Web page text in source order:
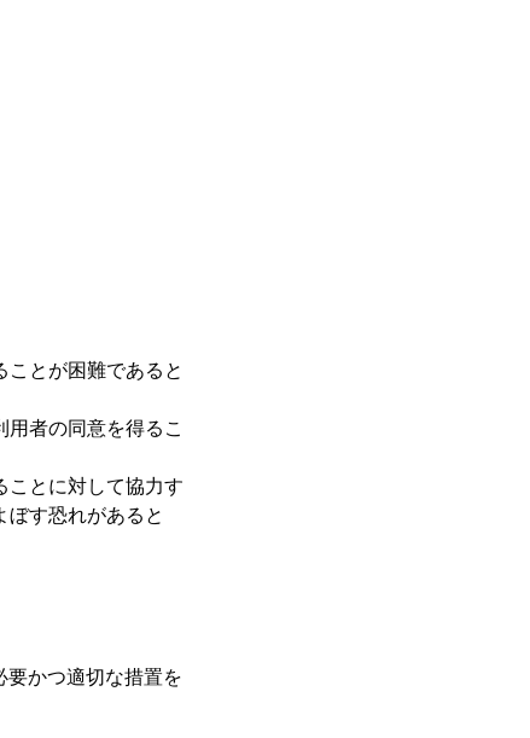
ことが困難であると
者の同意を得るこ
ことに対して協力す
ぼす恐れがあると
要かつ適切な措置を